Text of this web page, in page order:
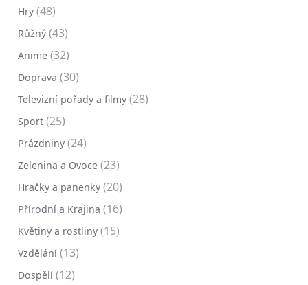
Hry (48)
Růžný (43)
Anime (32)
Doprava (30)
Televizní pořady a filmy (28)
Sport (25)
Prázdniny (24)
Zelenina a Ovoce (23)
Hračky a panenky (20)
Přírodní a Krajina (16)
Květiny a rostliny (15)
Vzdělání (13)
Dospělí (12)